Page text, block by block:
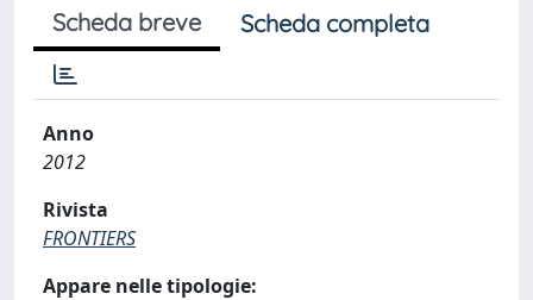
Scheda breve Scheda completa
Anno
2012
Rivista
FRONTIERS
Appare nelle tipologie: